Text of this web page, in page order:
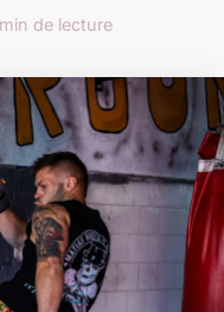
de lecture